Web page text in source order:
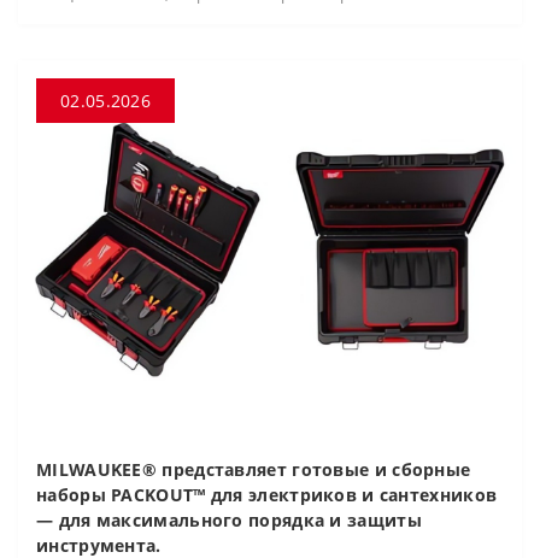
02.05.2026
MILWAUKEE® представляет готовые и сборные
наборы PACKOUT™ для электриков и сантехников
— для максимального порядка и защиты
инструмента.